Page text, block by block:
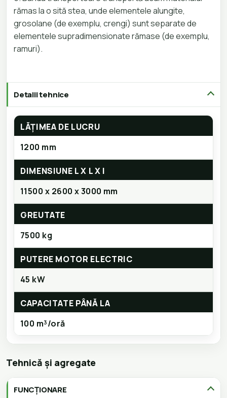
rămas la o sită stea, unde elementele alungite,
grosolane (de exemplu, crengi) sunt separate de
elementele supradimensionate rămase (de exemplu,
ramuri).
Detalii tehnice
LĂȚIMEA DE LUCRU
1200 mm
DIMENSIUNE L X L X I
11500 x 2600 x 3000 mm
GREUTATE
7500 kg
PUTERE MOTOR ELECTRIC
45 kW
CAPACITATE PÂNĂ LA
100 m³/oră
Tehnică și agregate
FUNCȚIONARE